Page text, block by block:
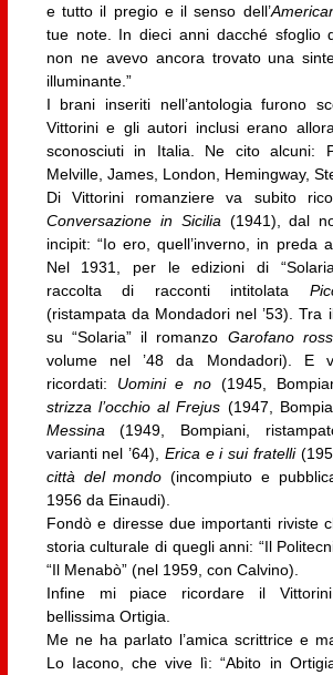
e tutto il pregio e il senso dell’
tue note. In dieci anni dacché sfoglio
non ne avevo ancora trovato una
illuminante.”
I brani inseriti nell’antologia furono
Vittorini e gli autori inclusi erano
sconosciuti in Italia. Ne cito alcuni:
Melville, James, London, Hemingway,
Di Vittorini romanziere va subito
Conversazione in Sicilia (1941), dal
incipit: “Io ero, quell’inverno, in preda
Nel 1931, per le edizioni di
raccolta di racconti intitolata
(ristampata da Mondadori nel ’53). Tra
su “Solaria” il romanzo Garofano
volume nel ’48 da Mondadori). E
ricordati: Uomini e no (1945,
strizza l’occhio al Frejus (1947,
Messina (1949, Bompiani,
varianti nel ’64), Erica e i sui fratelli
città del mondo (incompiuto e
1956 da Einaudi).
Fondò e diresse due importanti riviste
storia culturale di quegli anni: “Il
“Il Menabò” (nel 1959, con Calvino).
Infine mi piace ricordare il
bellissima Ortigia.
Me ne ha parlato l’amica scrittrice e
Lo Iacono, che vive lì: “Abito in